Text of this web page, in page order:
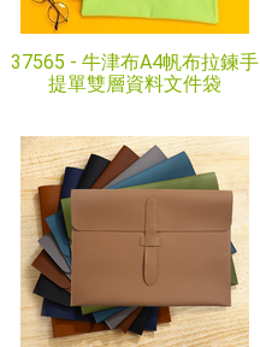
37565 - 牛津布A4帆布拉鍊手
提單雙層資料文件袋